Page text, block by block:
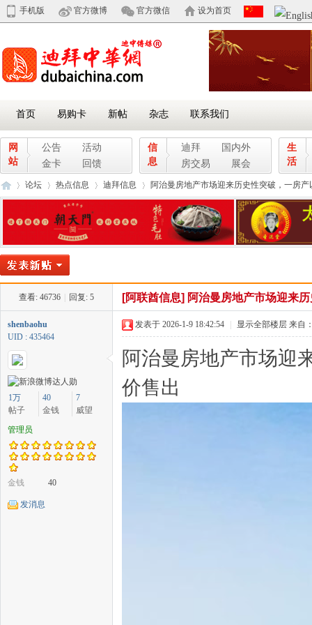
手机版 官方微博 官方微信 设为首页
首页 易购卡 新帖 杂志 联系我们
网
站
公告
活动
金卡
回馈
信
息
迪拜
国内外
房交易
展会
生
活
迪
中
»
论坛
›
热点信息
›
迪拜信息
›
阿治曼房地产市场迎来历史性突破，一房产
查看: 46736 回复: 5 [阿联酋信息] 阿治曼房地产市场迎来
shenbaohu
UID : 435464
1万
帖子
40
金钱
7
威望
管理员
金钱 40
发消息
发表于 2026-1-9 18:42:54 显示全部楼层 来自
阿治曼房地产市场迎
价售出